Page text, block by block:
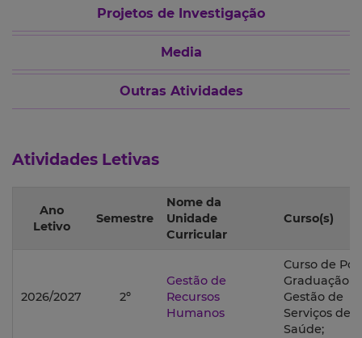
Projetos de Investigação
Media
Outras Atividades
Atividades Letivas
Ano
Letivo
Semestre
Nome da
Unidade
Curricular
Curso(s)
2026/2027 2º
Gestão de
Recursos
Humanos
Curso de Pós
Graduação
Gestão de
Serviços de
Saúde;